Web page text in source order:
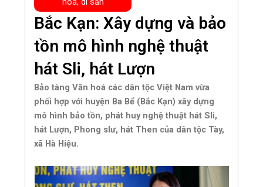
Bắc Kạn: Xây dựng và bảo
tồn mô hình nghệ thuật
hát Sli, hát Lượn
Bảo tàng Văn hoá các dân tộc Việt Nam vừa
phối hợp với huyện Ba Bể (Bắc Kạn) xây dựng
mô hình bảo tồn, phát huy nghệ thuật hát Sli,
hát Lượn, Phong slư, hát Then của dân tộc Tày,
xã Hà Hiệu.